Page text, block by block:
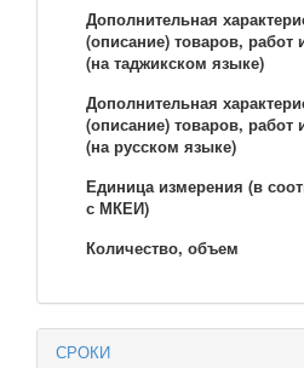
Дополнительная
(описание) товаров, работ
(на таджикском языке)
Дополнительная
(описание) товаров, работ
(на русском языке)
Единица измерения (в
с МКЕИ)
Количество, объем
СРОКИ